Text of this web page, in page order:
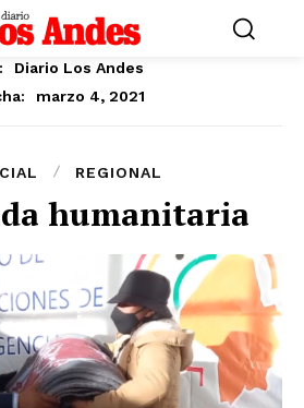
Diario Los Andes
marzo 4, 2021
REGIONAL
humanitaria